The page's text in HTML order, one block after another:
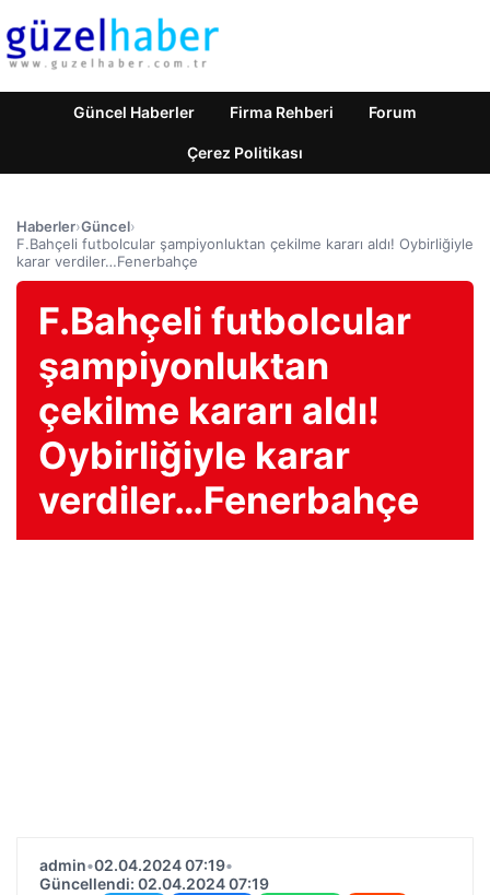
Güncel Haberler Firma Rehberi Forum
Çerez Politikası
Haberler›Güncel›
F.Bahçeli futbolcular şampiyonluktan çekilme kararı aldı! Oybirliğiyle
karar verdiler…Fenerbahçe
F.Bahçeli futbolcular
şampiyonluktan
çekilme kararı aldı!
Oybirliğiyle karar
verdiler…Fenerbahçe
admin•02.04.2024 07:19•
Güncellendi: 02.04.2024 07:19